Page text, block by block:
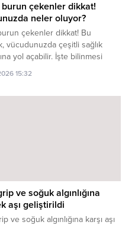
çekenler dikkat!
neler oluyor?
çekenler dikkat! Bu
vücudunuzda çeşitli sağlık
yol açabilir. İşte bilinmesi
15:32
ve soğuk algınlığına
aşı geliştirildi
ve soğuk algınlığına karşı aşı